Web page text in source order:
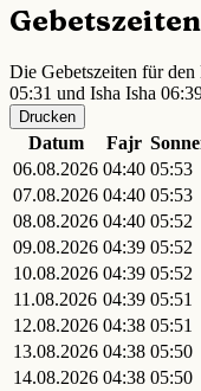
Die Gebetszeiten für
05:31 und Isha Isha
Drucken
Datum Fajr
06.08.2026 04:40 05:53
07.08.2026 04:40 05:53
08.08.2026 04:40 05:52
09.08.2026 04:39 05:52
10.08.2026 04:39 05:52
11.08.2026 04:39 05:51
12.08.2026 04:38 05:51
13.08.2026 04:38 05:50
14.08.2026 04:38 05:50